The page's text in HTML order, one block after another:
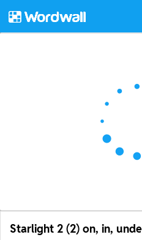
Starlight 2 (2) on, in,